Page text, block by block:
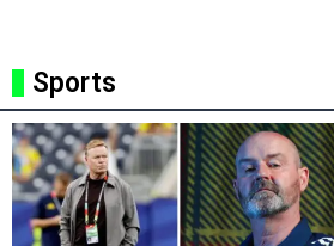
Sports